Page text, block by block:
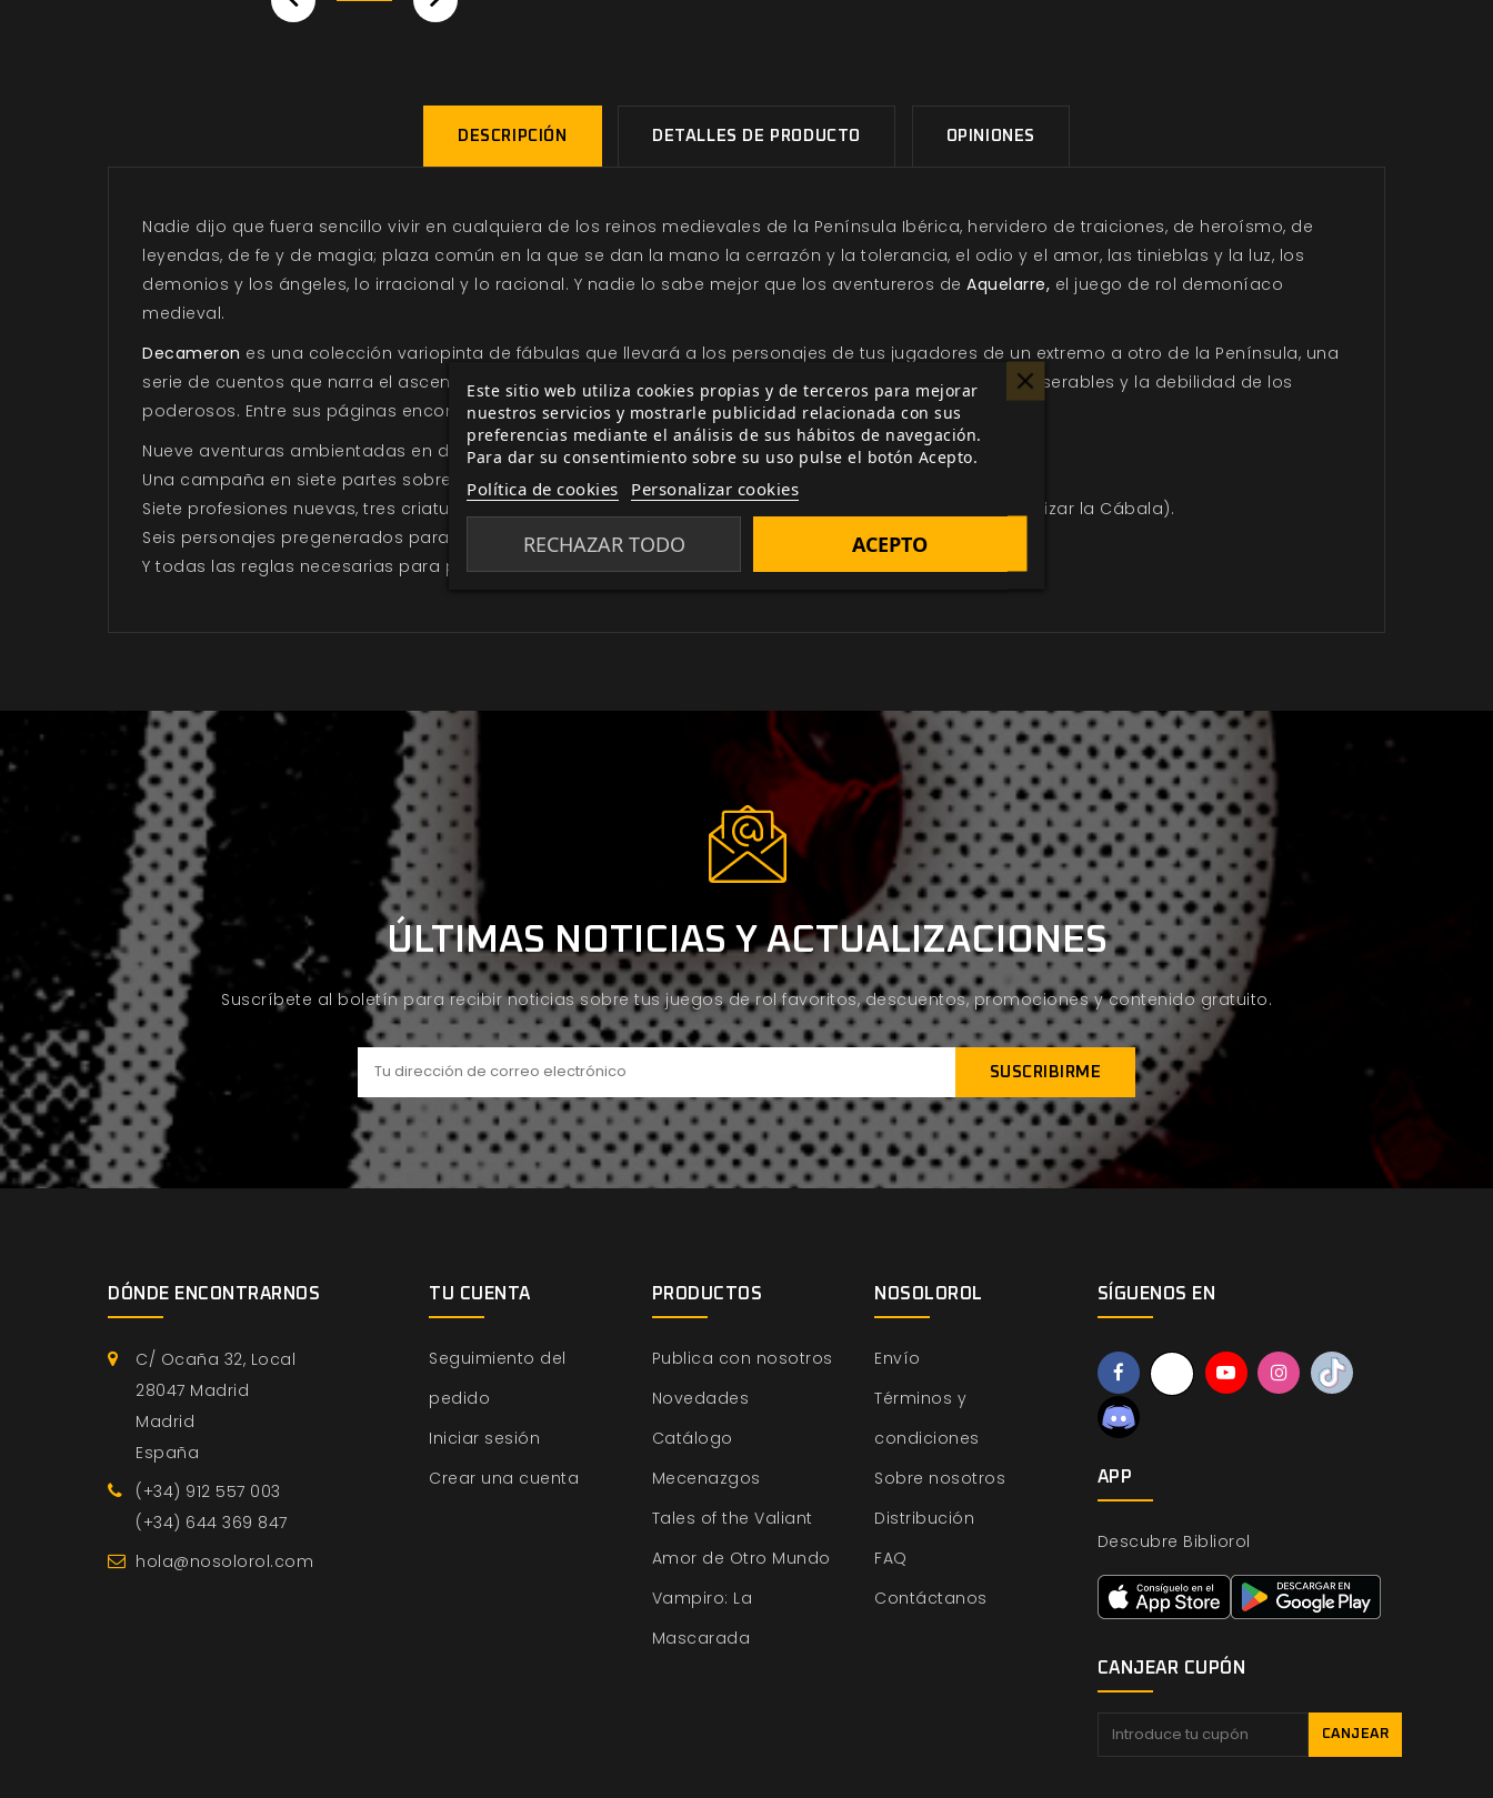
DESCRIPCIÓN DETALLES DE PRODUCTO OPINIONES
Nadie dijo que fuera sencillo vivir en cualquiera de los reinos medievales de la Península Ibérica, hervidero de traiciones, de heroísmo, de
leyendas, de fe y de magia; plaza común en la que se dan la mano la cerrazón y la tolerancia, el odio y el amor, las tinieblas y la luz, los
demonios y los ángeles, lo irracional y lo racional. Y nadie lo sabe mejor que los aventureros de Aquelarre, el juego de rol demoníaco
medieval.
Decameron es una colección variopinta de fábulas que llevará a los personajes de tus jugadores de un extremo a otro de la Península, una
serie de cuentos que narra el ascenso de los marginados y la caída de los opulentos, el poder de los miserables y la debilidad de los
poderosos. Entre sus páginas encontrarás:
Nueve aventuras ambientadas en diferentes épocas y localizaciones.
Una campaña en siete partes sobre viajes, libros y el terrible poder de la ambición.
Siete profesiones nuevas, tres criaturas para tus partidas y catorce hechizos nuevos (con reglas para utilizar la Cábala).
Seis personajes pregenerados para empezar a jugar sin perder tiempo.
Y todas las reglas necesarias para poder usar las aventuras con la edición
ÚLTIMAS NOTICIAS Y ACTUALIZACIONES
Suscríbete al boletín para recibir noticias sobre tus juegos de rol favoritos, descuentos, promociones y contenido gratuito.
DÓNDE ENCONTRARNOS
C/ Ocaña 32, Local
28047 Madrid
Madrid
España
(+34) 912 557 003
(+34) 644 369 847
hola@nosolorol.com
TU CUENTA
Seguimiento del
pedido
Iniciar sesión
Crear una cuenta
PRODUCTOS
Publica con nosotros
Novedades
Catálogo
Mecenazgos
Tales of the Valiant
Amor de Otro Mundo
Vampiro: La
Mascarada
NOSOLOROL
Envío
Términos y
condiciones
Sobre nosotros
Distribución
FAQ
Contáctanos
SÍGUENOS EN
Este sitio web utiliza cookies propias y de terceros para mejorar
nuestros servicios y mostrarle publicidad relacionada con sus
preferencias mediante el análisis de sus hábitos de navegación.
Para dar su consentimiento sobre su uso pulse el botón Acepto.
Política de cookies Personalizar cookies
RECHAZAR TODO ACEPTO
APP
Descubre Bibliorol
CANJEAR CUPÓN
CANJEAR